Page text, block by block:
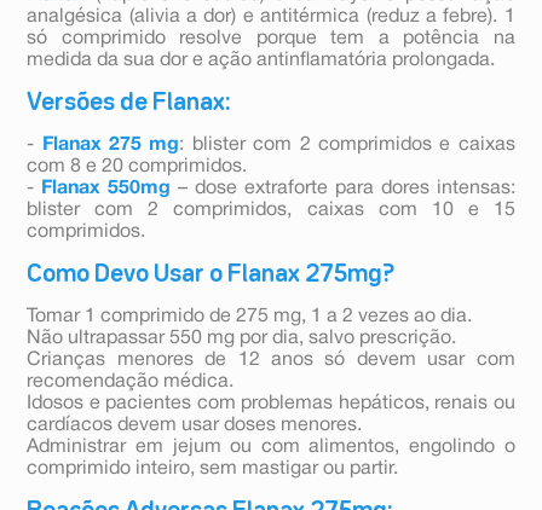
analgésica (alivia a dor) e antitérmica (reduz a febre). 1
só comprimido resolve porque tem a potência na
medida da sua dor e ação antinflamatória prolongada.
Versões de Flanax:
- Flanax 275 mg: blister com 2 comprimidos e caixas
com 8 e 20 comprimidos.
-
Flanax 550mg – dose extraforte para dores intensas:
blister com 2 comprimidos, caixas com 10 e 15
comprimidos.
Como Devo Usar o Flanax 275mg?
Tomar 1 comprimido de 275 mg, 1 a 2 vezes ao dia.
Não ultrapassar 550 mg por dia, salvo prescrição.
Crianças menores de 12 anos só devem usar com
recomendação médica.
Idosos e pacientes com problemas hepáticos, renais ou
cardíacos devem usar doses menores.
Administrar em jejum ou com alimentos, engolindo o
comprimido inteiro, sem mastigar ou partir.